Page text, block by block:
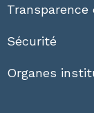
Sécurité
Organes